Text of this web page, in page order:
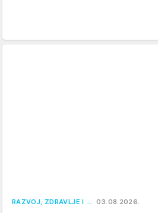
RAZVOJ, ZDRAVLJE I … 03.08.2026.